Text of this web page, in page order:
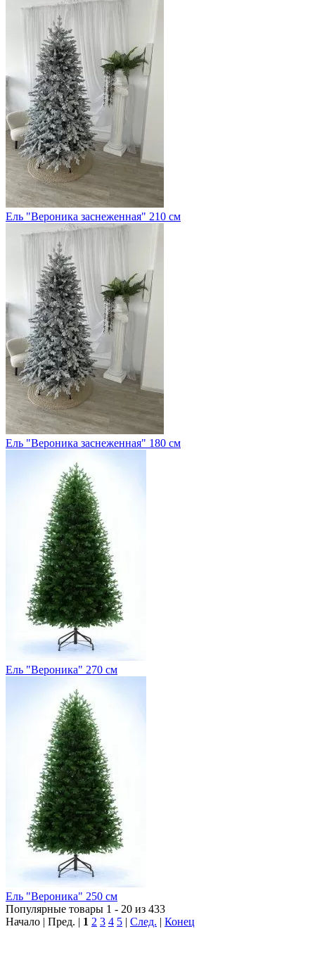
Ель "Вероника заснеженная" 210 см
Ель "Вероника заснеженная" 180 см
Ель "Вероника" 270 см
Ель "Вероника" 250 см
Популярные товары 1 - 20 из 433
Начало | Пред. | 1 2 3 4 5 | След. | Конец